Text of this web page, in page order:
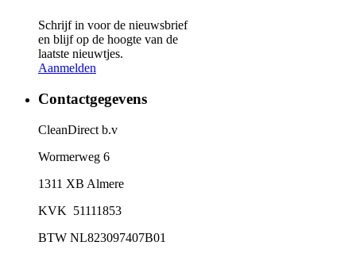
Schrijf in voor de nieuwsbrief
en blijf op de hoogte van de
laatste nieuwtjes.
Aanmelden
Contactgegevens
CleanDirect b.v
Wormerweg 6
1311 XB Almere
KVK 51111853
BTW NL823097407B01